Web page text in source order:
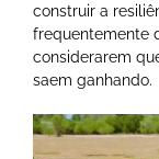
construir a
frequentemente
considerarem
saem ganhando.